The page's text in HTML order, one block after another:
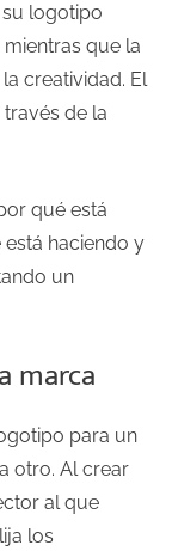
logotipo
que la
creatividad. El
de la
qué está
haciendo y
un
marca
para un
otro. Al crear
al que
los